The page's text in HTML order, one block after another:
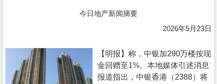
业
今日地产新闻摘要
2026年5月23日
【明报】称，中银加290万楼按现
金回赠至1%。本地媒体引述消息
报道指出，中银香港（2388）将